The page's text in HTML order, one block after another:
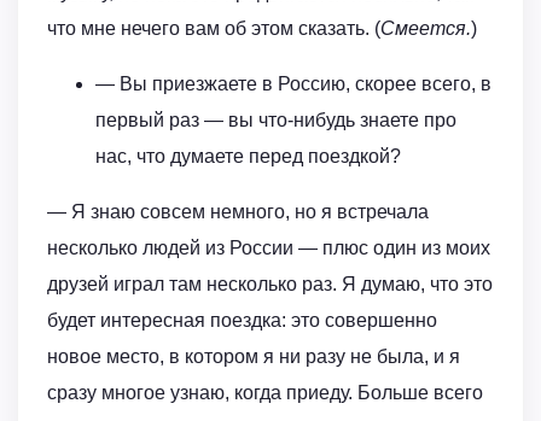
что мне нечего вам об этом сказать. (Смеется.)
— Вы приезжаете в Россию, скорее всего, в
первый раз — вы что-нибудь знаете про
нас, что думаете перед поездкой?
— Я знаю совсем немного, но я встречала
несколько людей из России — плюс один из моих
друзей играл там несколько раз. Я думаю, что это
будет интересная поездка: это совершенно
новое место, в котором я ни разу не была, и я
сразу многое узнаю, когда приеду. Больше всего